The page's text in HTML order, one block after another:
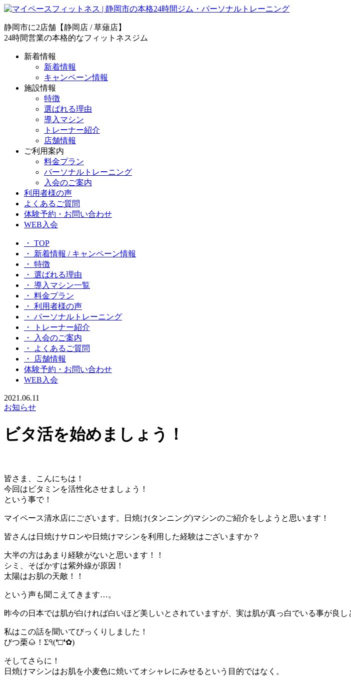
静岡市に2店舗【静岡店 / 草薙店】
24時間営業の本格的なフィットネスジム
新着情報
新着情報
キャンペーン情報
施設情報
特徴
選ばれる理由
導入マシン
トレーナー紹介
店舗情報
ご利用案内
料金プラン
パーソナルトレーニング
入会のご案内
利用者様の声
よくあるご質問
体験予約・お問い合わせ
WEB入会
・ TOP
・ 新着情報 / キャンペーン情報
・ 特徴
・ 選ばれる理由
・ 導入マシン一覧
・ 料金プラン
・ 利用者様の声
・ パーソナルトレーニング
・ トレーナー紹介
・ 入会のご案内
・ よくあるご質問
・ 店舗情報
体験予約・お問い合わせ
WEB入会
2021.06.11
お知らせ
ビタ活を始めましょう！
皆さま、こんにちは！
今回はビタミンを活性化させましょう！
という事で！
マイペース清水店にございます。日焼け(タンニング)マシンのご紹介をしようと思います！
皆さんは日焼けサロンや日焼けマシンを利用した経験はございますか？
大半の方はあまり経験がないと思います！！
シミ、そばかすは紫外線が原因！
太陽はお肌の天敵！！
という声も聞こえてきます…。
昨今の日本では肌が白ければ白いほど美しいとされていますが、実は肌が真っ白でいる事が良
私はこの話を聞いてびっくりしました！
びつ栗🌰！Σ੧(❛□❛✿)
そしてさらに！
日焼けマシンはお肌を小麦色に焼いてオシャレにみせるという目的ではなく。